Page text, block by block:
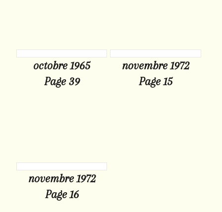
octobre 1965
Page 39
novembre 1972
Page 15
novembre 1972
Page 16